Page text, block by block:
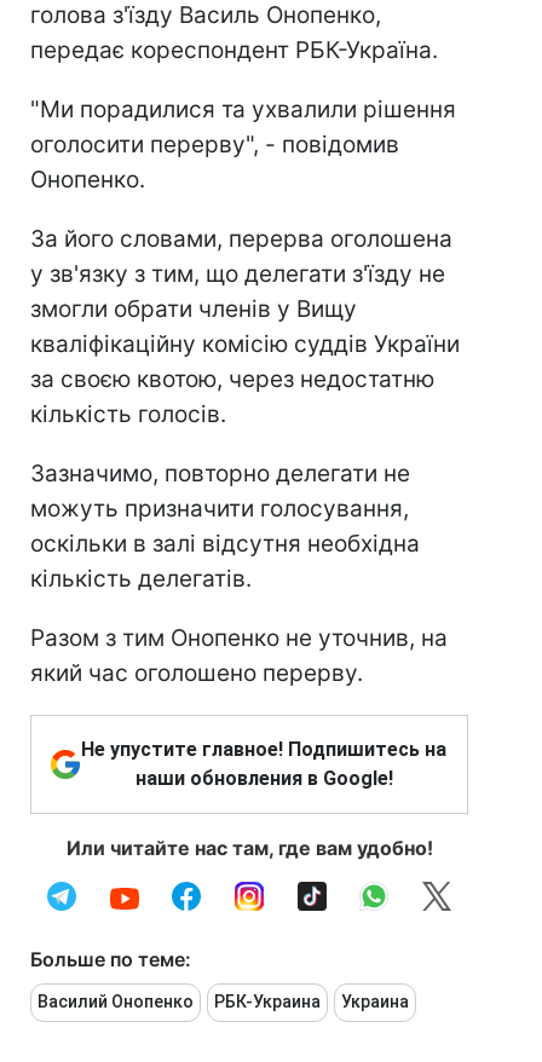
голова з'їзду Василь Онопенко,
передає кореспондент РБК-Україна.
"Ми порадилися та ухвалили рішення
оголосити перерву", - повідомив
Онопенко.
За його словами, перерва оголошена
у зв'язку з тим, що делегати з'їзду не
змогли обрати членів у Вищу
кваліфікаційну комісію суддів України
за своєю квотою, через недостатню
кількість голосів.
Зазначимо, повторно делегати не
можуть призначити голосування,
оскільки в залі відсутня необхідна
кількість делегатів.
Разом з тим Онопенко не уточнив, на
який час оголошено перерву.
Не упустите главное! Подпишитесь на
наши обновления в Google!
Или читайте нас там, где вам удобно!
Больше по теме:
Василий Онопенко РБК-Украина Украина